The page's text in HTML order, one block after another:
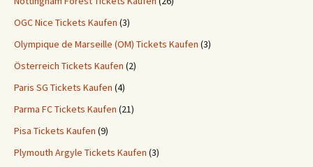
OGC Nice Tickets Kaufen (3)
Olympique de Marseille (OM) Tickets Kaufen (3)
Österreich Tickets Kaufen (2)
Paris SG Tickets Kaufen (4)
Parma FC Tickets Kaufen (21)
Pisa Tickets Kaufen (9)
Plymouth Argyle Tickets Kaufen (3)